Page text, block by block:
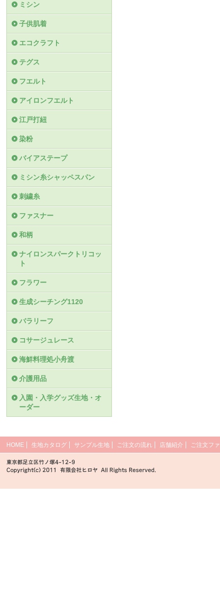
ミシン
子供肌着
エコクラフト
テグス
フエルト
アイロンフエルト
江戸打紐
染粉
バイアステープ
ミシン糸シャッペスパン
刺繍糸
ファスナー
和柄
ナイロンスパークトリコッ
ト
フラワー
生成シーチング1120
バラリーフ
コサージュレース
海鮮料理処小舟渡
介護用品
入園・入学グッズ生地・オ
ーダー
HOME 生地カタログ サンプル生地 ご注文の流れ 店舗紹介 ご注文フ